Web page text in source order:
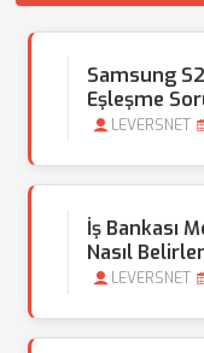
Samsung
Eşleşme
LEVERSNET
İş Bankası
Nasıl
LEVERSNET